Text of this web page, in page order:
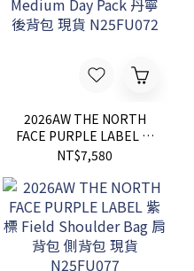
2026AW THE NORTH
FACE PURPLE LABEL 紫
標 CORDURA Nylon
Medium Day Pack 丹寧
後背包 現貨 N25FU072
NT$7,580